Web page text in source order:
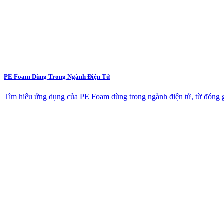
PE Foam Dùng Trong Ngành Điện Tử
Tìm hiểu ứng dụng của PE Foam dùng trong ngành điện tử, từ đóng